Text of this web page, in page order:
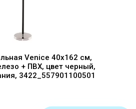
Venice 40x162 см,
+ ПВХ, цвет черный,
3422_557901100501